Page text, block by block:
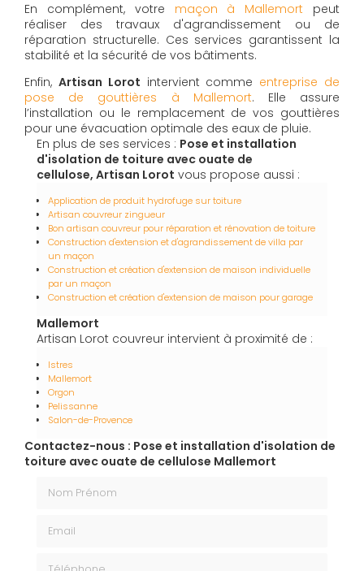
En complément, votre maçon à Mallemort peut
réaliser des travaux d'agrandissement ou de
réparation structurelle. Ces services garantissent la
stabilité et la sécurité de vos bâtiments.
Enfin, Artisan Lorot intervient comme entreprise de
pose de gouttières à Mallemort. Elle assure
l’installation ou le remplacement de vos gouttières
pour une évacuation optimale des eaux de pluie.
En plus de ses services : Pose et installation
d'isolation de toiture avec ouate de
cellulose, Artisan Lorot vous propose aussi :
Application de produit hydrofuge sur toiture
Artisan couvreur zingueur
Bon artisan couvreur pour réparation et rénovation de toiture
Construction d'extension et d'agrandissement de villa par
un maçon
Construction et création d'extension de maison individuelle
par un maçon
Construction et création d'extension de maison pour garage
Mallemort
Artisan Lorot couvreur intervient à proximité de :
Istres
Mallemort
Orgon
Pelissanne
Salon-de-Provence
Contactez-nous : Pose et installation d'isolation de
toiture avec ouate de cellulose Mallemort